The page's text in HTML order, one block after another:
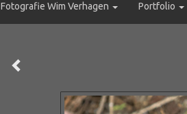
Fotografie Wim Verhagen Portfolio